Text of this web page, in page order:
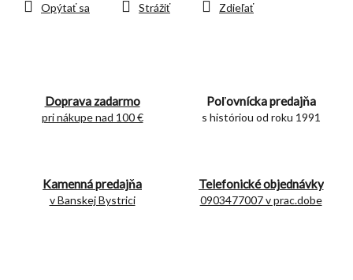
Doprava zadarmo
pri nákupe nad 100 €
Poľovnícka predajňa
s históriou od roku 1991
Kamenná predajňa
v Banskej Bystrici
Telefonické objednávky
0903477007 v prac.dobe
Opýtať sa Strážiť Zdieľať